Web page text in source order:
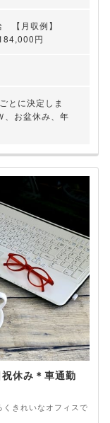
【月収例】
円
とに決定しま
お盆休み、年
休み＊車通勤
きれいなオフィスで